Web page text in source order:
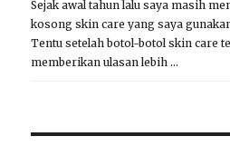
Sejak awal tahun lalu saya masih
kosong skin care yang saya
Tentu setelah botol-botol skin care
memberikan ulasan lebih …